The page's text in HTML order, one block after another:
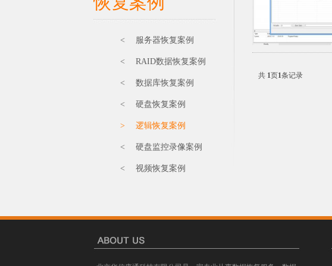
< 服务器恢复案例
< RAID数据恢复案例
< 数据库恢复案例
< 硬盘恢复案例
> 逻辑恢复案例
< 硬盘监控录像案例
< 视频恢复案例
共 1页1条记录